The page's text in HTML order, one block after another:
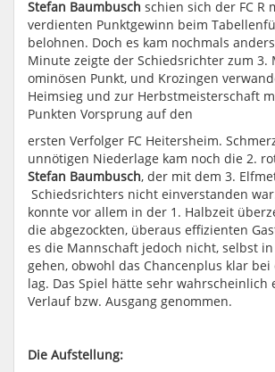
Stefan Baumbusch schien sich der FC R
verdienten Punktgewinn beim
belohnen. Doch es kam nochmals
Minute zeigte der Schiedsrichter zum 3.
ominösen Punkt, und Krozingen
Heimsieg und zur Herbstmeisterschaft
Punkten Vorsprung auf den
ersten Verfolger FC Heitersheim.
unnötigen Niederlage kam noch die 2.
Stefan Baumbusch, der mit dem 3.
Schiedsrichters nicht einverstanden
konnte vor allem in der 1. Halbzeit
die abgezockten, überaus effizienten
es die Mannschaft jedoch nicht, selbst
gehen, obwohl das Chancenplus klar
lag. Das Spiel hätte sehr wahrscheinlich
Verlauf bzw. Ausgang genommen.
Die Aufstellung: